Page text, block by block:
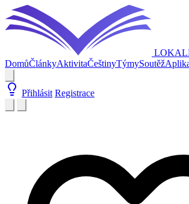
DomůČlánkyAktivitaČeštinyTýmySoutěž
Přihlásit Registrace